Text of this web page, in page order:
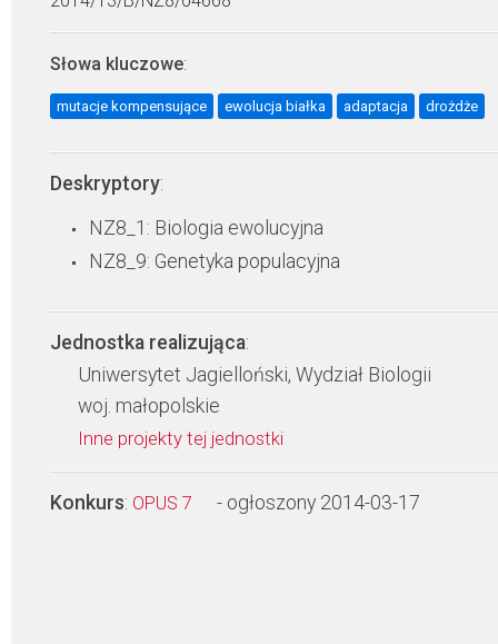
Słowa kluczowe:
mutacje kompensujące ewolucja białka adaptacja drożdże
Deskryptory:
NZ8_1: Biologia ewolucyjna
NZ8_9: Genetyka populacyjna
Jednostka realizująca:
Uniwersytet Jagielloński, Wydział Biologii
woj. małopolskie
Inne projekty tej jednostki
Konkurs: OPUS 7 - ogłoszony 2014-03-17